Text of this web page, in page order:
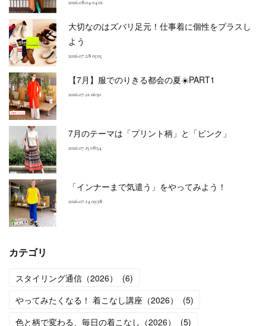
2026.08.04 04:01
大切なのはズバリ足元！仕事着に個性をプラスし
よう
2026.07.28 05:05
【7月】服でのりきる都会の夏☀️PART1
2026.07.21 06:50
7月のテーマは「プリント柄」と「ピンク」
2026.07.15 08:54
「インナーまで気遣う」をやってみよう！
2026.07.14 09:38
カテゴリ
スタイリング通信（2026） (6)
やってみたくなる！ 着こなし講座（2026）
(5)
色と柄で変わる、毎日の着こなし（2026）
(5)